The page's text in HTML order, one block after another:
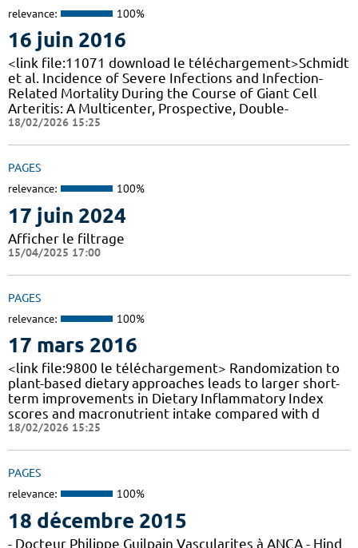
relevance: 100%
16 juin 2016
<link file:11071 download le téléchargement>Schmidt
et al. Incidence of Severe Infections and Infection-
Related Mortality During the Course of Giant Cell
Arteritis: A Multicenter, Prospective, Double-
18/02/2026 15:25
PAGES
relevance: 100%
17 juin 2024
Afficher le filtrage
15/04/2025 17:00
PAGES
relevance: 100%
17 mars 2016
<link file:9800 le téléchargement> Randomization to
plant-based dietary approaches leads to larger short-
term improvements in Dietary Inflammatory Index
scores and macronutrient intake compared with d
18/02/2026 15:25
PAGES
relevance: 100%
18 décembre 2015
- Docteur Philippe Guilpain Vascularites à ANCA - Hind